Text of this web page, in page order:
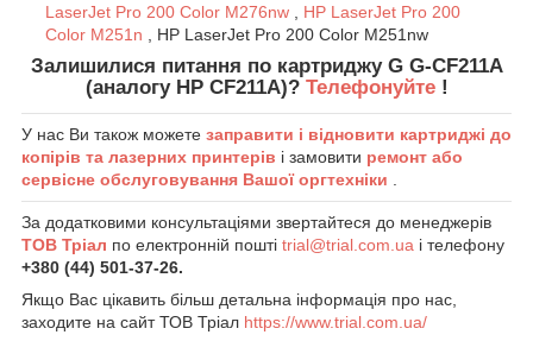
LaserJet Pro 200 Color M276nw
HP LaserJet Pro 200
Color M251n
, HP LaserJet Pro 200 Color M251nw
Залишилися питання по картриджу G G-CF211A
(аналогу HP CF211A)? Телефонуйте !
У нас Ви також можете заправити і відновити картриджі до
копірів та лазерних принтерів і замовити ремонт або
сервісне обслуговування Вашої оргтехніки
За додатковими консультаціями звертайтеся до менеджерів
ТОВ Тріал по електронній пошті trial@trial.com.ua і телефону
+380 (44) 501-37-26.
Якщо Вас цікавить більш детальна інформація про нас,
заходите на сайт ТОВ Тріал https://www.trial.com.ua/